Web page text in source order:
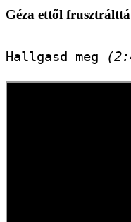
Géza ettől
Hallgasd meg